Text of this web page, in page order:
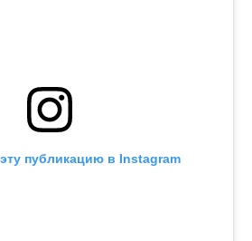
публикацию в Instagram